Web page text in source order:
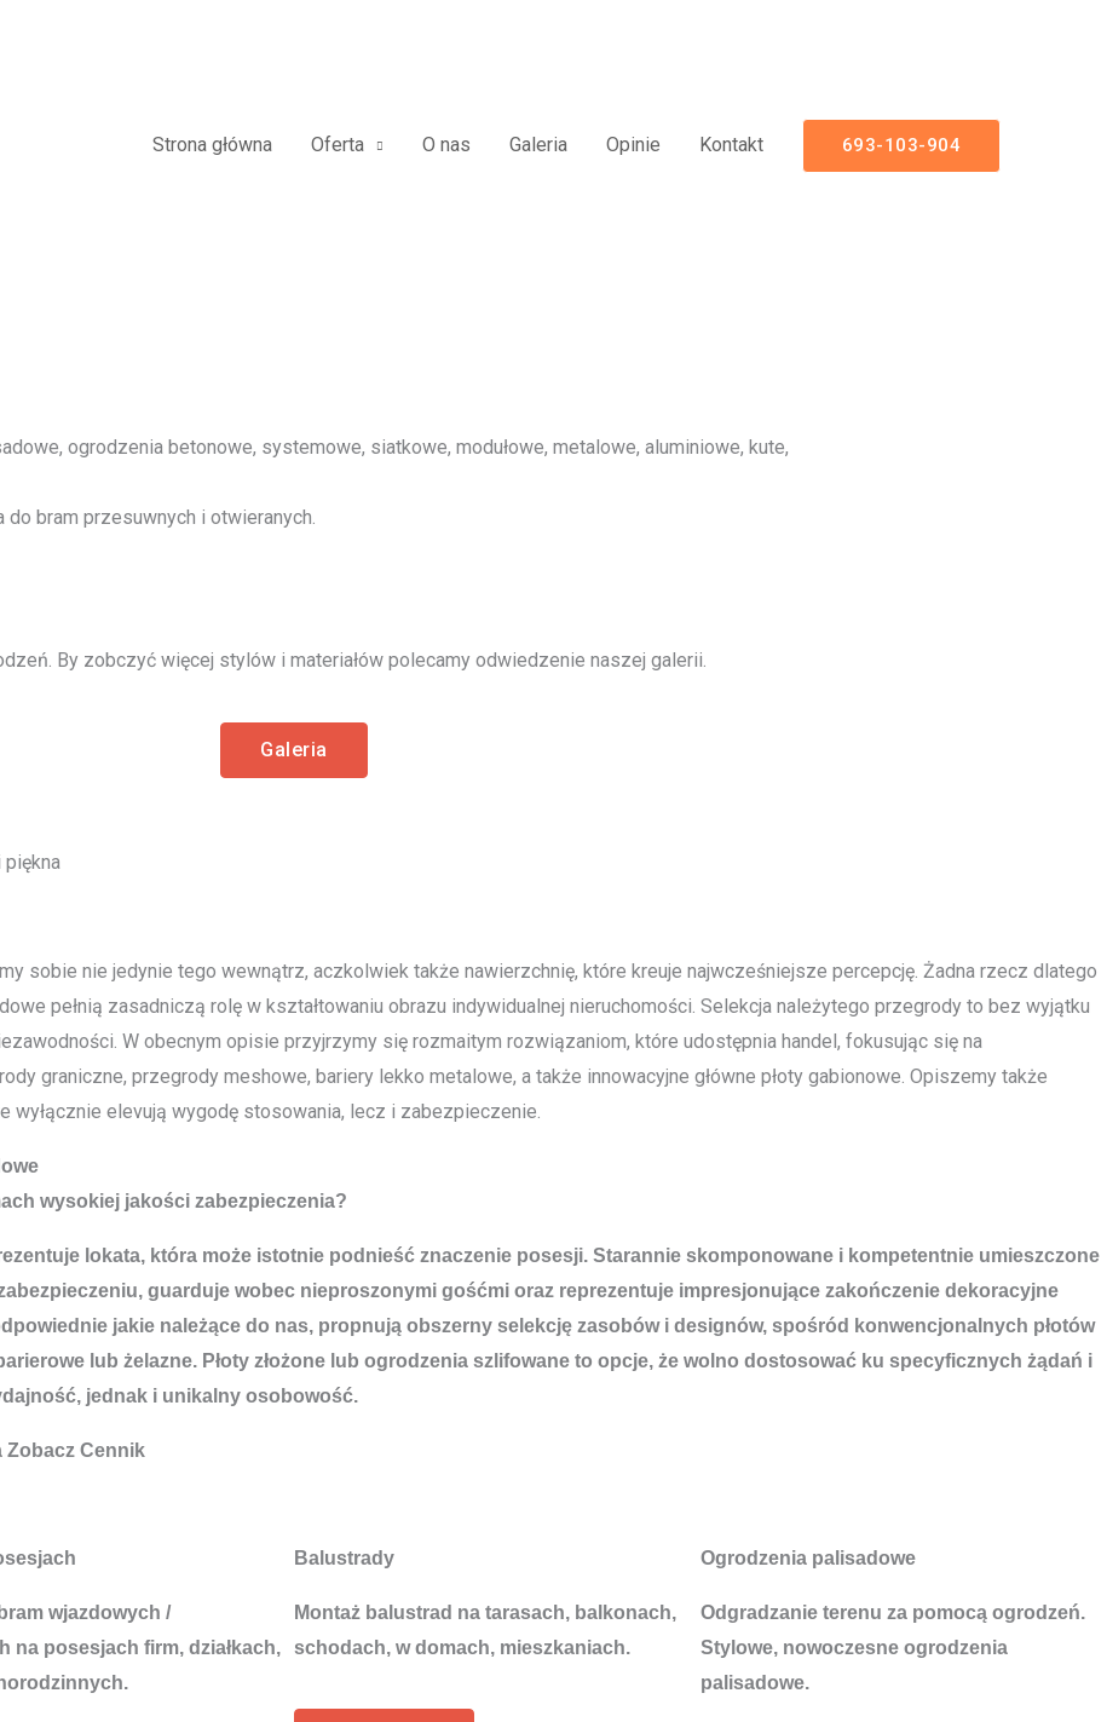
Strona główna Oferta O nas Galeria Opinie Kontakt 693-103-904
Furtki Płoty Metalowe Aluminiowe Nowoczesne Panelowe
ogrodzenia betonowe, systemowe, siatkowe, modułowe, metalowe, aluminiowe, kute,
do bram przesuwnych i otwieranych.
By zobczyć więcej stylów i materiałów polecamy odwiedzenie naszej galerii.
Galeria
piękna
sobie nie jedynie tego wewnątrz, aczkolwiek także nawierzchnię, które kreuje najwcześniejsze percepcję. Żadna rzecz dlatego
pełnią zasadniczą rolę w kształtowaniu obrazu indywidualnej nieruchomości. Selekcja należytego przegrody to bez wyjątku
W obecnym opisie przyjrzymy się rozmaitym rozwiązaniom, które udostępnia handel, fokusując się na
graniczne, przegrody meshowe, bariery lekko metalowe, a także innowacyjne główne płoty gabionowe. Opiszemy także
elevują wygodę stosowania, lecz i zabezpieczenie.
wysokiej jakości zabezpieczenia?
lokata, która może istotnie podnieść znaczenie posesji. Starannie skomponowane i kompetentnie umieszczone
guarduje wobec nieproszonymi gośćmi oraz reprezentuje impresjonujące zakończenie dekoracyjne
jakie należące do nas, propnują obszerny selekcję zasobów i designów, spośród konwencjonalnych płotów
lub żelazne. Płoty złożone lub ogrodzenia szlifowane to opcje, że wolno dostosować ku specyficznych żądań i
jednak i unikalny osobowość.
Zobacz Cennik
wjazdowych /
na posesjach firm, działkach,
Balustrady
Montaż balustrad na tarasach, balkonach,
schodach, w domach, mieszkaniach.
Ogrodzenia palisadowe
Odgradzanie terenu za pomocą ogrodzeń.
Stylowe, nowoczesne ogrodzenia
palisadowe.